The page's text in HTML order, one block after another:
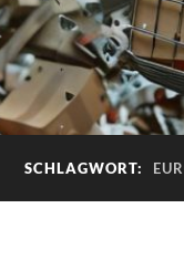
SCHLAGWORT: